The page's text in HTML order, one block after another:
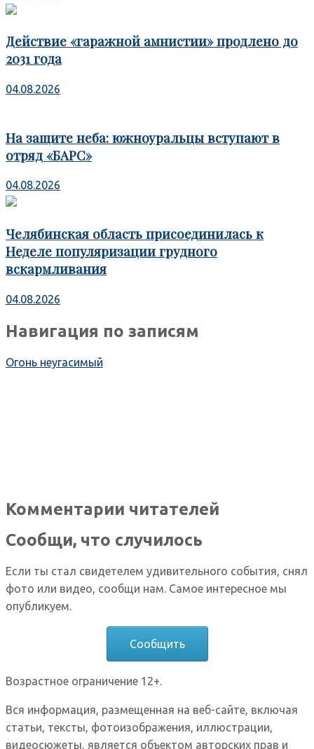
Действие «гаражной амнистии» продлено до
2031 года
04.08.2026
На защите неба: южноуральцы вступают в
отряд «БАРС»
04.08.2026
Челябинская область присоединилась к
Неделе популяризации грудного
вскармливания
04.08.2026
Навигация по записям
Огонь неугасимый
Комментарии читателей
Сообщи, что случилось
Если ты стал свидетелем удивительного события, снял
фото или видео, сообщи нам. Самое интересное мы
опубликуем.
Сообщить
Возрастное ограничение 12+.
Вся информация, размещенная на веб-сайте, включая
статьи, тексты, фотоизображения, иллюстрации,
видеосюжеты, является объектом авторских прав и